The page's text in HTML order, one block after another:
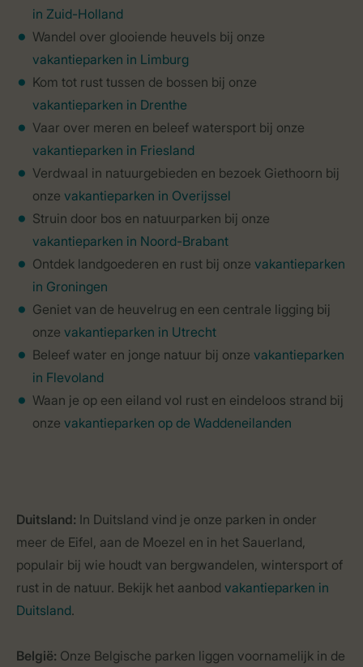
in Zuid-Holland
Wandel over glooiende heuvels bij onze
vakantieparken in Limburg
Kom tot rust tussen de bossen bij onze
vakantieparken in Drenthe
Vaar over meren en beleef watersport bij onze
vakantieparken in Friesland
Verdwaal in natuurgebieden en bezoek Giethoorn bij
onze vakantieparken in Overijssel
Struin door bos en natuurparken bij onze
vakantieparken in Noord-Brabant
Ontdek landgoederen en rust bij onze vakantieparken
in Groningen
Geniet van de heuvelrug en een centrale ligging bij
onze vakantieparken in Utrecht
Beleef water en jonge natuur bij onze vakantieparken
in Flevoland
Waan je op een eiland vol rust en eindeloos strand bij
onze vakantieparken op de Waddeneilanden
Duitsland: In Duitsland vind je onze parken in onder
meer de Eifel, aan de Moezel en in het Sauerland,
populair bij wie houdt van bergwandelen, wintersport of
rust in de natuur. Bekijk het aanbod vakantieparken in
Duitsland.
België: Onze Belgische parken liggen voornamelijk in de